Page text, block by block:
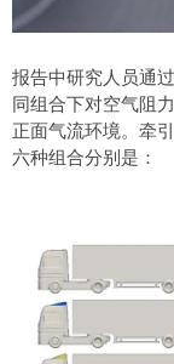
报告中研究人员通
同组合下对空气阻
正面气流环境。牵
六种组合分别是：